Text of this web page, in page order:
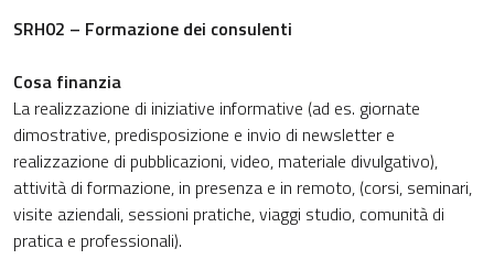
SRH02 – Formazione dei consulenti
Cosa finanzia
La realizzazione di iniziative informative (ad es. giornate
dimostrative, predisposizione e invio di newsletter e
realizzazione di pubblicazioni, video, materiale divulgativo),
attività di formazione, in presenza e in remoto, (corsi, seminari,
visite aziendali, sessioni pratiche, viaggi studio, comunità di
pratica e professionali).